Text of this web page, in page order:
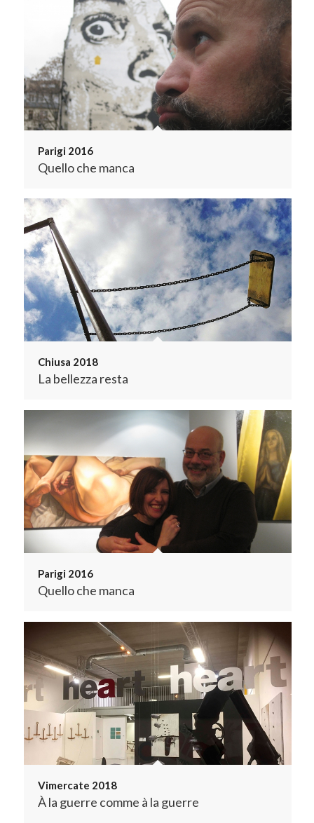
Parigi 2016
Quello che manca
Chiusa 2018
La bellezza resta
Parigi 2016
Quello che manca
Vimercate 2018
À la guerre comme à la guerre